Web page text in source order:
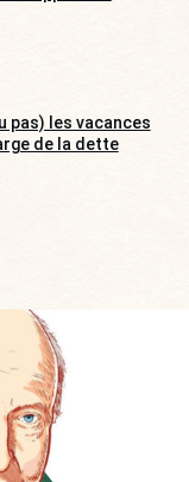
pas) les vacances
de la dette